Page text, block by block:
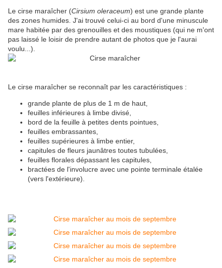
Le cirse maraîcher (Cirsium oleraceum) est une grande plante
des zones humides. J'ai trouvé celui-ci au bord d'une minuscule
mare habitée par des grenouilles et des moustiques (qui ne m'ont
pas laissé le loisir de prendre autant de photos que je l'aurai
voulu...).
Le cirse maraîcher se reconnaît par les caractéristiques :
grande plante de plus de 1 m de haut,
feuilles inférieures à limbe divisé,
bord de la feuille à petites dents pointues,
feuilles embrassantes,
feuilles supérieures à limbe entier,
capitules de fleurs jaunâtres toutes tubulées,
feuilles florales dépassant les capitules,
bractées de l'involucre avec une pointe terminale étalée
(vers l'extérieure).